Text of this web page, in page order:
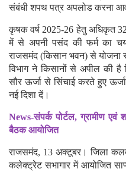
संबंधी शपथ पत्र अपलोड करना
कृषक वर्ष 2025-26 हेतु अधिकृत 32
में से अपनी पसंद की फर्म का
राजसमंद (किसान भवन) से योजना
विभाग ने किसानों से अपील की
सौर ऊर्जा से सिंचाई करते हुए
नई दिशा दें।
News-संपर्क पोर्टल, ग्रामीण एवं
बैठक आयोजित
राजसमंद, 13 अक्टूबर। जिला
कलेक्ट्रेट सभागार में आयोजित